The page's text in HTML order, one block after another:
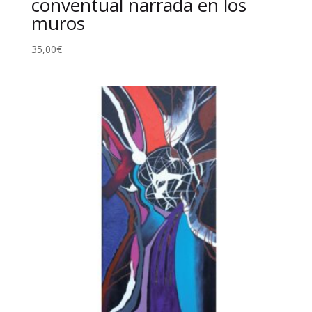
muros
35,00€